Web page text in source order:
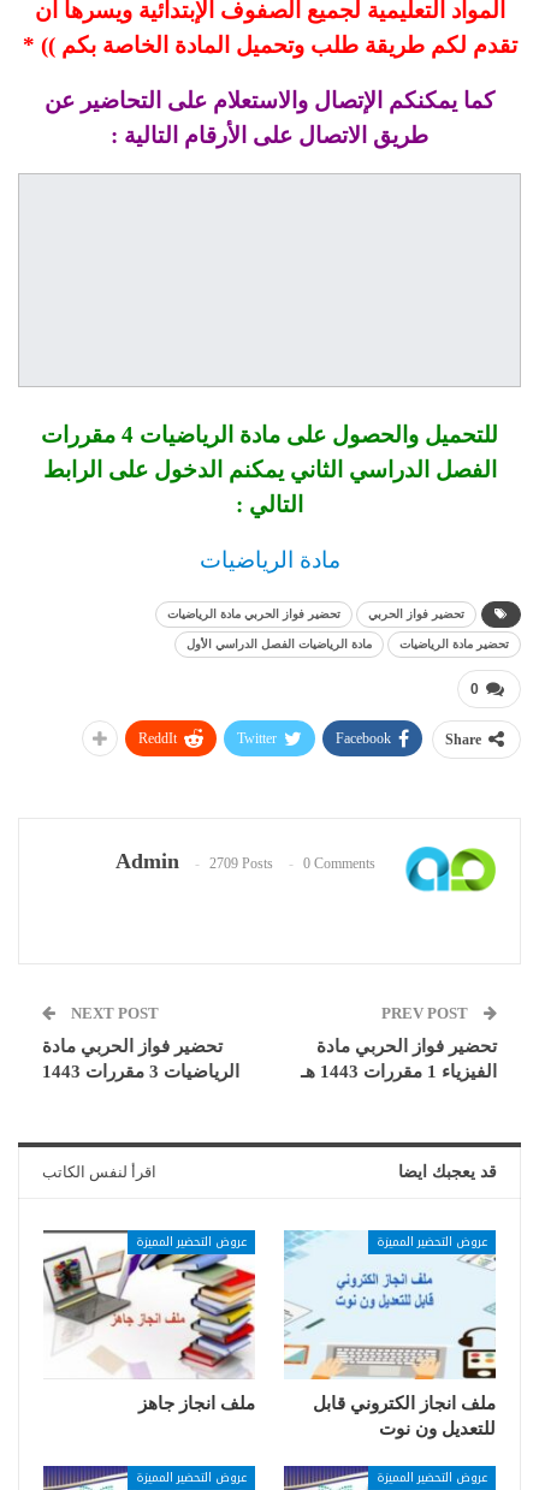
المواد التعليمية لجميع الصفوف الإبتدائية ويسرها أن
تقدم لكم طريقة طلب وتحميل المادة الخاصة بكم )) *
كما يمكنكم الإتصال والاستعلام على التحاضير عن
طريق الاتصال على الأرقام التالية :
للتحميل والحصول على مادة الرياضيات 4 مقررات
الفصل الدراسي الثاني يمكنم الدخول على الرابط
التالي :
مادة الرياضيات
تحضير فواز الحربي تحضير فواز الحربي مادة الرياضيات
تحضير مادة الرياضيات مادة الرياضيات الفصل الدراسي الأول
0
Share
Facebook
Twitter
ReddIt
Admin 2709 Posts 0 Comments
تحضير فواز الحربي مادة
الفيزياء 1 مقررات 1443 هـ
NEXT POST
تحضير فواز الحربي مادة
الرياضيات 3 مقررات 1443
قد يعجبك ايضا اقرأ لنفس الكاتب
عروض التحضير المميزة
ملف انجاز الكتروني قابل
للتعديل ون نوت
عروض التحضير المميزة
ملف انجاز جاهز
عروض التحضير المميزة عروض التحضير المميزة